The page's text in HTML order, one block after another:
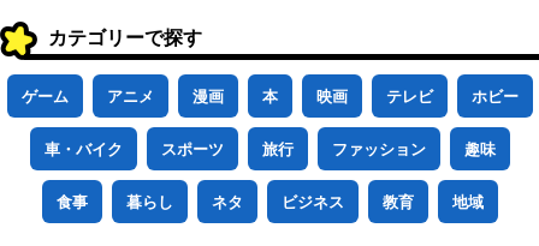
カテゴリーで探す
ゲーム アニメ 漫画 本 映画 テレビ ホビー
車・バイク スポーツ 旅行 ファッション 趣味
食事 暮らし ネタ ビジネス 教育 地域